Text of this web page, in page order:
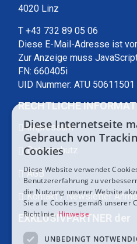
4020 Linz
T +43 732 89 05 06
Diese E-Mail-Adresse ist
Zur Anzeige muss
FN: 660405i
UID Nummer: ATU 50611501
RECHTLICHE
Impressum
Datenschutz
AGB
Kontakt / Newsletter
EXKLUSIVPARTNER der
Diese Internetseite
Gebrauch von
Cookies
Diese Website verwendet
Benutzererfahrung zu
die Nutzung unserer Website
Sie alle Cookies gemäß unserer
Richtlinie.Hinweise
UNBEDINGT